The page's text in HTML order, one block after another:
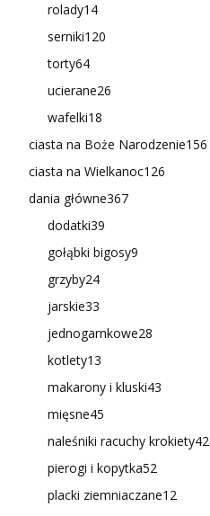
rolady14
serniki120
torty64
ucierane26
wafelki18
ciasta na Boże Narodzenie156
ciasta na Wielkanoc126
dania główne367
dodatki39
gołąbki bigosy9
grzyby24
jarskie33
jednogarnkowe28
kotlety13
makarony i kluski43
mięsne45
naleśniki racuchy krokiety42
pierogi i kopytka52
placki ziemniaczane12